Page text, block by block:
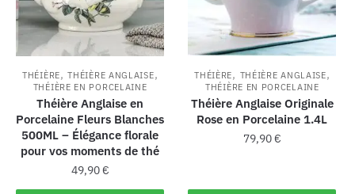
THÉIÈRE,THÉIÈRE ANGLAISE,
THÉIÈRE EN PORCELAINE
Théière Anglaise en
Porcelaine Fleurs Blanches
500ML – Élégance florale
pour vos moments de thé
49,90€
THÉIÈRE, THÉIÈRE ANGLAISE,
THÉIÈRE EN PORCELAINE
Théière Anglaise Originale
Rose en Porcelaine 1.4L
79,90€